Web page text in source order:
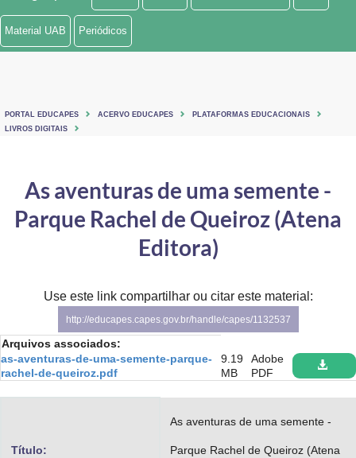
Ministério de Minas e Energia
Ministério do Turismo
Controladoria-Geral da União
Ministério da Mulher, da Família e dos Direitos Humanos
Secretaria de Governo
Gabinete de Segurança Institucional
Advocacia-Geral da União
Material UAB Periódicos
PORTAL EDUCAPES ACERVO EDUCAPES
PLATAFORMAS EDUCACIONAIS
LIVROS DIGITAIS
As aventuras de uma semente -
Parque Rachel de Queiroz (Atena
Editora)
Use este link compartilhar ou citar este material:
http://educapes.capes.gov.br/handle/capes/1132537
Arquivos associados:
as-aventuras-de-uma-semente-parque-
rachel-de-queiroz.pdf
9.19
MB
Adobe
PDF
Título:
As aventuras de uma semente -
Parque Rachel de Queiroz (Atena